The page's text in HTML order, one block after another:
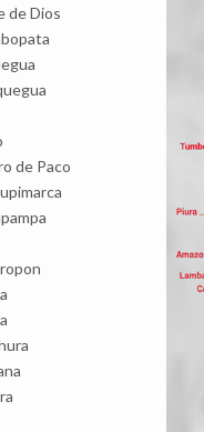
de Dios
de Paco